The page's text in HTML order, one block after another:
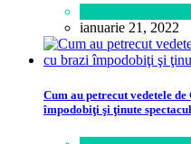
ianuarie 21, 2022
Cum au petrecut vedetele
împodobiţi şi ţinute